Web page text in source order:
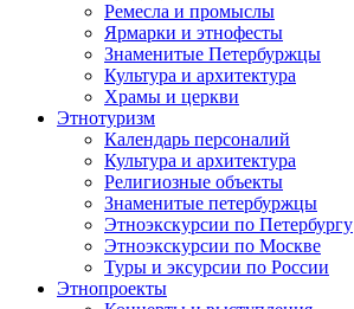
Ремесла и промыслы
Ярмарки и этнофесты
Знаменитые Петербуржцы
Культура и архитектура
Храмы и церкви
Этнотуризм
Календарь персоналий
Культура и архитектура
Религиозные объекты
Знаменитые петербуржцы
Этноэкскурсии по Петербургу
Этноэкскурсии по Москве
Туры и эксурсии по России
Этнопроекты